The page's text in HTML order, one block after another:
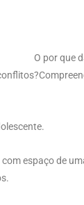
O por que
espaço de